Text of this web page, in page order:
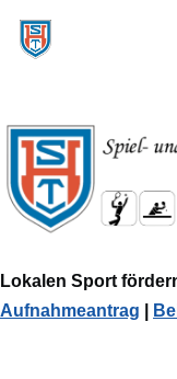
Lokalen Sport
Aufnahmeantrag